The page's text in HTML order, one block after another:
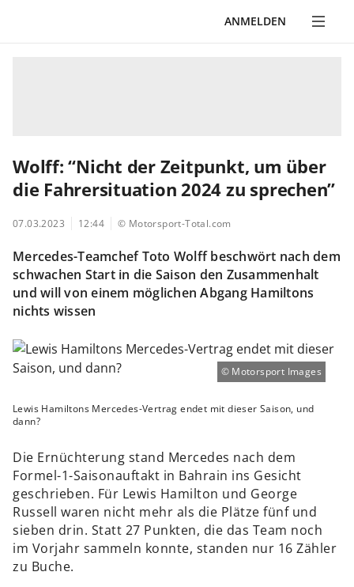
ANMELDEN
Wolff: “Nicht der Zeitpunkt, um über
die Fahrersituation 2024 zu sprechen”
07.03.2023 12:44 © Motorsport-Total.com
Mercedes-Teamchef Toto Wolff beschwört nach dem
schwachen Start in die Saison den Zusammenhalt
und will von einem möglichen Abgang Hamiltons
nichts wissen
Lewis Hamiltons Mercedes-Vertrag endet mit dieser Saison, und
dann?
Motorsport Images
Die Ernüchterung stand Mercedes nach dem
Formel-1-Saisonauftakt in Bahrain ins Gesicht
geschrieben. Für Lewis Hamilton und George
Russell waren nicht mehr als die Plätze fünf und
sieben drin. Statt 27 Punkten, die das Team noch
im Vorjahr sammeln konnte, standen nur 16 Zähler
zu Buche.